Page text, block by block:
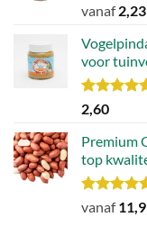
Waardering
uit 5
vanaf2,23
voor
Waardering
5.00
2,60
Premium
top
Waardering
uit 5
vanaf